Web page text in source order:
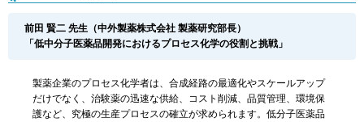
前田 賢二 先生（中外製薬株式会社 製薬研究部長）
「低中分子医薬品開発におけるプロセス化学の役割と挑戦」
製薬企業のプロセス化学者は、合成経路の最適化やスケールアップ
だけでなく、治験薬の迅速な供給、コスト削減、品質管理、環境保
護など、究極の生産プロセスの確立が求められます。低分子医薬品